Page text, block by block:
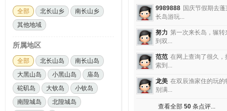
全部 北长山乡
南长山乡
其他地域
所属地区
全部 北长山岛
南长山岛
大黑山岛
小黑山岛
庙岛
砣矶岛
大钦岛
小钦岛
南隍城岛
北隍城岛
9989888 国庆节假期去蓬
长岛游玩...
努力 第一次来长岛，辗转
到双...
范范 在网上查询了很久，
索到...
龙美 在双辰渔家住的玩的
别满...
查看全部 50条点评...